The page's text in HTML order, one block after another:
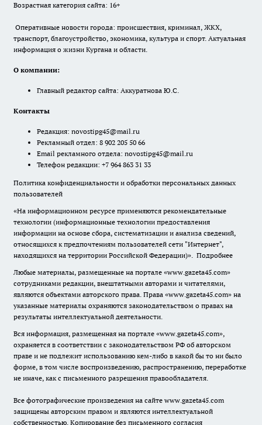
Возрастная категория сайта: 16+
Оперативные новости города: происшествия, криминал, ЖКХ,
транспорт, благоустройство, экономика, культура и спорт. Актуальная
информация о жизни Кургана и области.
О компании:
Главный редактор сайта: Аккуратнова Ю.С.
Контакты
Редакция: novostipg45@mail.ru
Рекламный отдел: 8 902 205 50 66
Email рекламного отдела: novostipg45@mail.ru
Телефон редакции: +7 964 863 31 33
Политика конфиденциальности и обработки персональных данных
пользователей
«На информационном ресурсе применяются рекомендательные
технологии (информационные технологии предоставления
информации на основе сбора, систематизации и анализа сведений,
относящихся к предпочтениям пользователей сети "Интернет",
находящихся на территории Российской Федерации)». Подробнее
Любые материалы, размещенные на портале «www.gazeta45.com»
сотрудниками редакции, внештатными авторами и читателями,
являются объектами авторского права. Права «www.gazeta45.com» на
указанные материалы охраняются законодательством о правах на
результаты интеллектуальной деятельности.
Вся информация, размещенная на портале «www.gazeta45.com»,
охраняется в соответствии с законодательством РФ об авторском
праве и не подлежит использованию кем-либо в какой бы то ни было
форме, в том числе воспроизведению, распространению, переработке
не иначе, как с письменного разрешения правообладателя.
Все фотографические произведения на сайте www.gazeta45.com
защищены авторским правом и являются интеллектуальной
собственностью. Копирование без письменного согласия